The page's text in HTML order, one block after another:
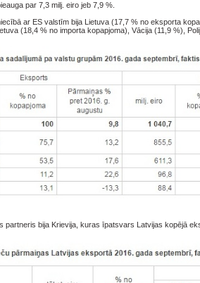
par 7,3 milj. eiro jeb 7,9 %.
ar ES valstīm bija Lietuva (17,7 % no eksporta
(18,4 % no importa kopapjoma), Vācija (11,9 %),
bija Krievija, kuras īpatsvars Latvijas kopējā